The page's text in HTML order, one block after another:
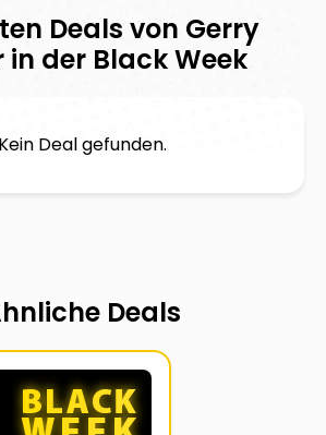
Deals von Gerry
in der Black Week
Kein Deal gefunden.
Deals